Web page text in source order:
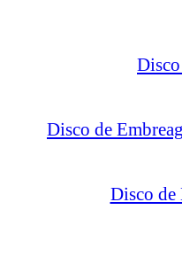
Disco de
Disco de